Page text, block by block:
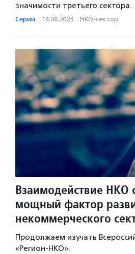
значимости третьего сектора.
Серии · 14.08.2023 · НКО-сектор
Взаимодействие
мощный фактор
некоммерческого
Продолжаем изучать
«Регион-НКО».